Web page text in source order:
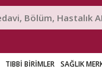
TIBBİ BİRİMLER SAĞLIK